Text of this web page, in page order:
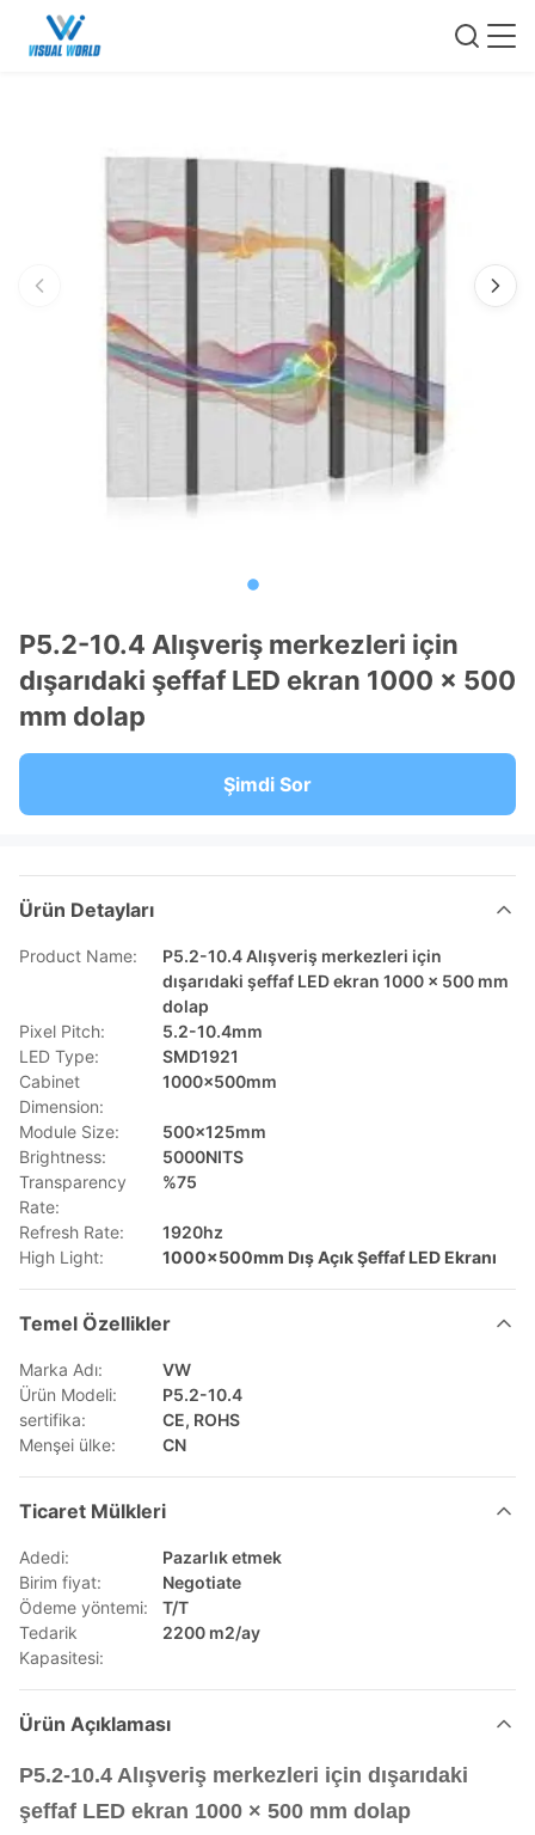
P5.2-10.4 Alışveriş merkezleri için
dışarıdaki şeffaf LED ekran 1000 × 500
mm dolap
Şimdi Sor
Ürün Detayları
Product Name:
P5.2-10.4 Alışveriş merkezleri için
dışarıdaki şeffaf LED ekran 1000 × 500 mm
dolap
Pixel Pitch:
5.2-10.4mm
LED Type:
SMD1921
Cabinet
Dimension:
1000×500mm
Module Size:
500x125mm
Brightness:
5000NITS
Transparency
Rate:
%75
Refresh Rate:
1920hz
High Light:
1000×500mm Dış Açık Şeffaf LED Ekranı
Temel Özellikler
Marka Adı:
VW
Ürün Modeli:
P5.2-10.4
sertifika:
CE, ROHS
Menşei ülke:
CN
Ticaret Mülkleri
Adedi:
Pazarlık etmek
Birim fiyat:
Negotiate
Ödeme yöntemi:
T/T
Tedarik
Kapasitesi:
2200 m2/ay
Ürün Açıklaması
P5.2-10.4 Alışveriş merkezleri için dışarıdaki
şeffaf LED ekran 1000 × 500 mm dolap